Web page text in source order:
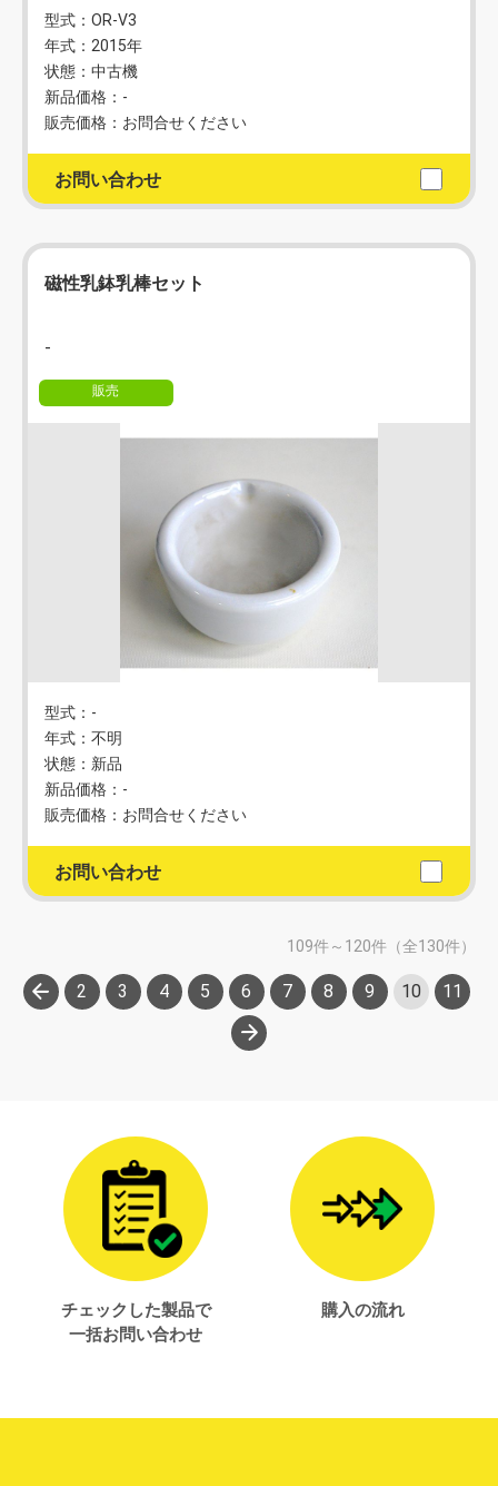
型式：OR-V3
年式：2015年
状態：中古機
新品価格：-
販売価格：お問合せください
お問い合わせ
磁性乳鉢乳棒セット
‐
販売
型式：‐
年式：不明
状態：新品
新品価格：-
販売価格：お問合せください
お問い合わせ
109件～120件（全130件）
2 3 4 5 6 7 8 9 10
11
チェックした製品で
一括お問い合わせ
購入の流れ